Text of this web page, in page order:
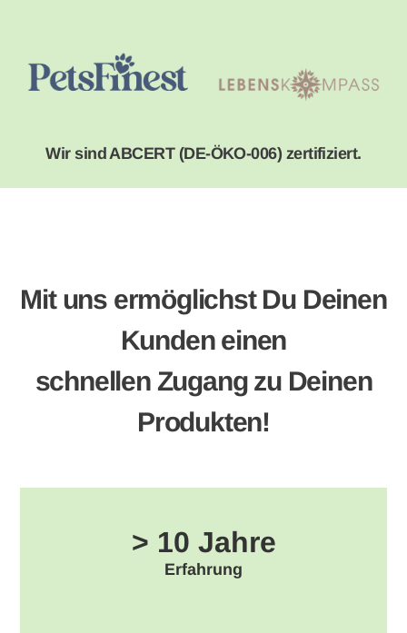
Wir sind ABCERT (DE-ÖKO-006) zertifiziert.
Mit uns ermöglichst Du Deinen
Kunden einen
schnellen Zugang zu Deinen
Produkten!
> 10 Jahre
Erfahrung